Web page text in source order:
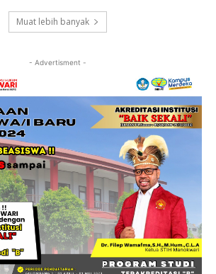
Muat lebih banyak
- Advertisment -